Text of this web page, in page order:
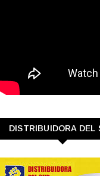
DISTRIBUIDORA DEL